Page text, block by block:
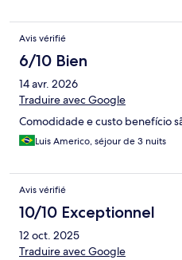
Avis vérifié
6/10 Bien
14 avr. 2026
Traduire avec Google
Comodidade e custo benefício
Luis Americo, séjour de 3 nuits
Avis vérifié
10/10 Exceptionnel
12 oct. 2025
Traduire avec Google